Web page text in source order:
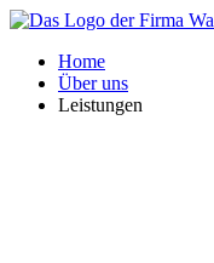
Zum
springenHome
Über uns
Leistungen